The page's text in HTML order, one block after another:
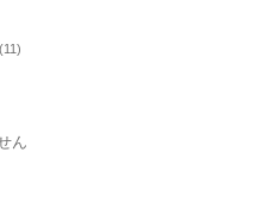
(11 )
ん